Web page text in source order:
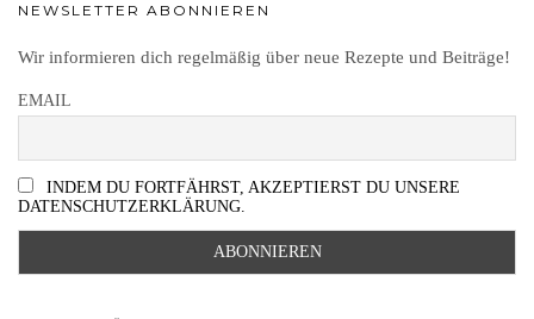
NEWSLETTER ABONNIEREN
Wir informieren dich regelmäßig über neue Rezepte und Beiträge!
EMAIL
INDEM DU FORTFÄHRST, AKZEPTIERST DU UNSERE
DATENSCHUTZERKLÄRUNG.